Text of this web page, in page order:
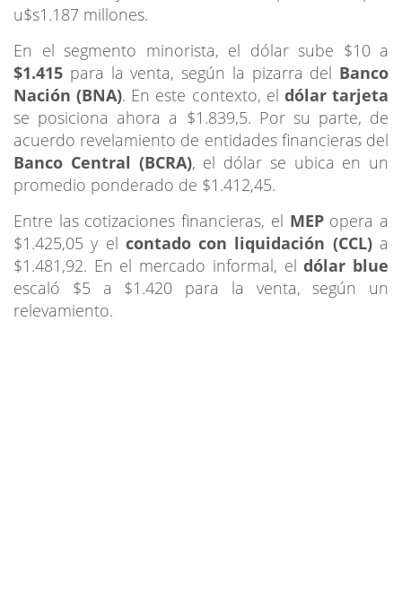
u$s1.187 millones.
En el segmento minorista, el dólar sube $10 a
$1.415 para la venta, según la pizarra del Banco
Nación (BNA). En este contexto, el dólar tarjeta
se posiciona ahora a $1.839,5. Por su parte, de
acuerdo revelamiento de entidades financieras del
Banco Central (BCRA), el dólar se ubica en un
promedio ponderado de $1.412,45.
Entre las cotizaciones financieras, el MEP opera a
$1.425,05 y el contado con liquidación (CCL)a
$1.481,92. En el mercado informal, eldólar blue
escaló $5 a $1.420 para la venta, según un
relevamiento.